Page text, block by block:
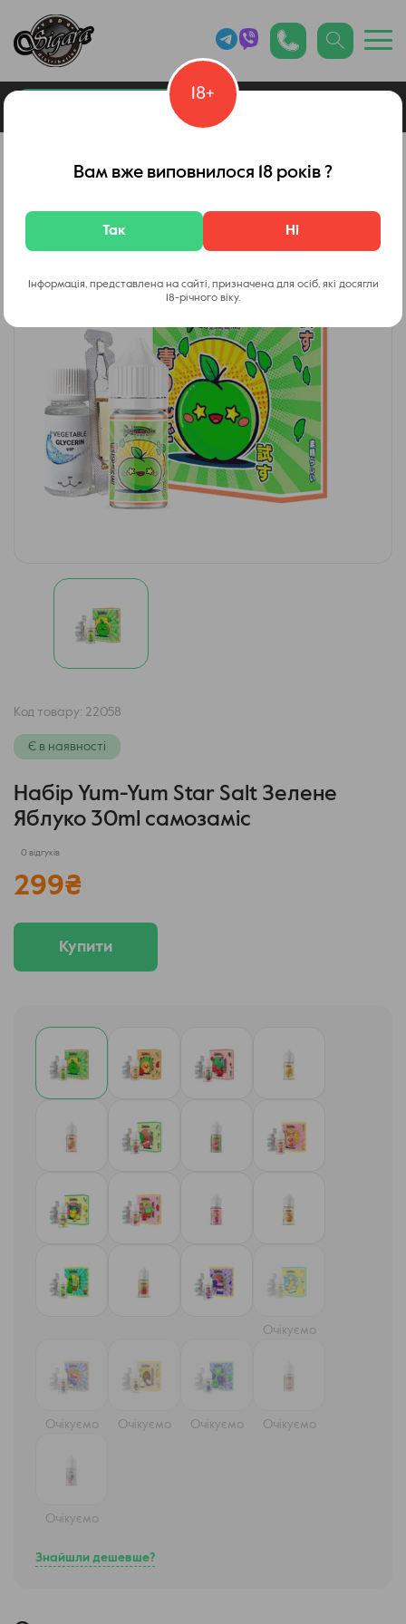
Каталог товарів
Код товару: 22058
Є в наявності
Набір Yum-Yum Star Salt Зелене
Яблуко 30ml самозаміс
0 відгуків
299₴
Купити
Очікуємо
Очікуємо Очікуємо Очікуємо Очікуємо
Очікуємо
Знайшли дешевше?
18+
Вам вже виповнилося 18 років ?
Так Ні
Інформація, представлена на сайті, призначена для осіб, які досягли
18-річного віку.